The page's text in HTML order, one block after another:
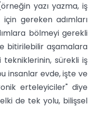
yazı yazma, iş
gereken adımları
bölmeyi gerekli
bitirilebilir aşamalara
sürekli iş
insanlar evde, işte ve
erteleyiciler" diye
de tek yolu, bilişsel